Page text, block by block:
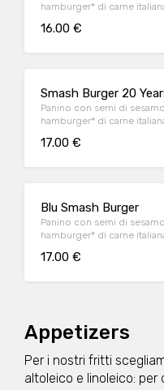
hamburger* di carne
iceberg e cetriolini,
16.00 €
Smash Burger 20
Panino con semi di
hamburger* di carne
insalata iceberg, salsa
17.00 €
Blu Smash Burger
Panino con semi di
hamburger* di carne
insalata iceberg, servito
17.00 €
Appetizers
Per i nostri fritti
altoleico e linoleico: